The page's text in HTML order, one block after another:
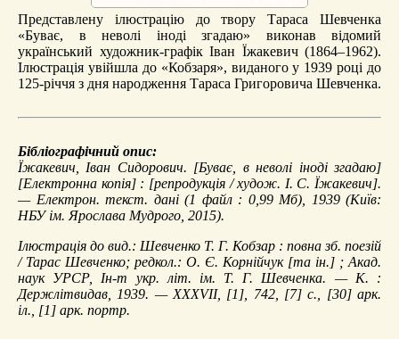
Представлену ілюстрацію до твору Тараса Шевченка
«Буває, в неволі іноді згадаю» виконав відомий
український художник-графік Іван Їжакевич (1864–1962).
Ілюстрація увійшла до «Кобзаря», виданого у 1939 році до
125-річчя з дня народження Тараса Григоровича Шевченка.
Бібліографічний опис:
Їжакевич, Іван Сидорович. [Буває, в неволі іноді згадаю]
[Електронна копія] : [репродукція / худож. І. С. Їжакевич].
— Електрон. текст. дані (1 файл : 0,99 Мб), 1939 (Київ:
НБУ ім. Ярослава Мудрого, 2015).
Ілюстрація до вид.: Шевченко Т. Г. Кобзар : повна зб. поезій
/ Тарас Шевченко; редкол.: О. Є. Корнійчук [та ін.] ; Акад.
наук УРСР, Ін-т укр. літ. ім. Т. Г. Шевченка. — К. :
Держлітвидав, 1939. — XXXVII, [1], 742, [7] с., [30] арк.
іл., [1] арк. портр.